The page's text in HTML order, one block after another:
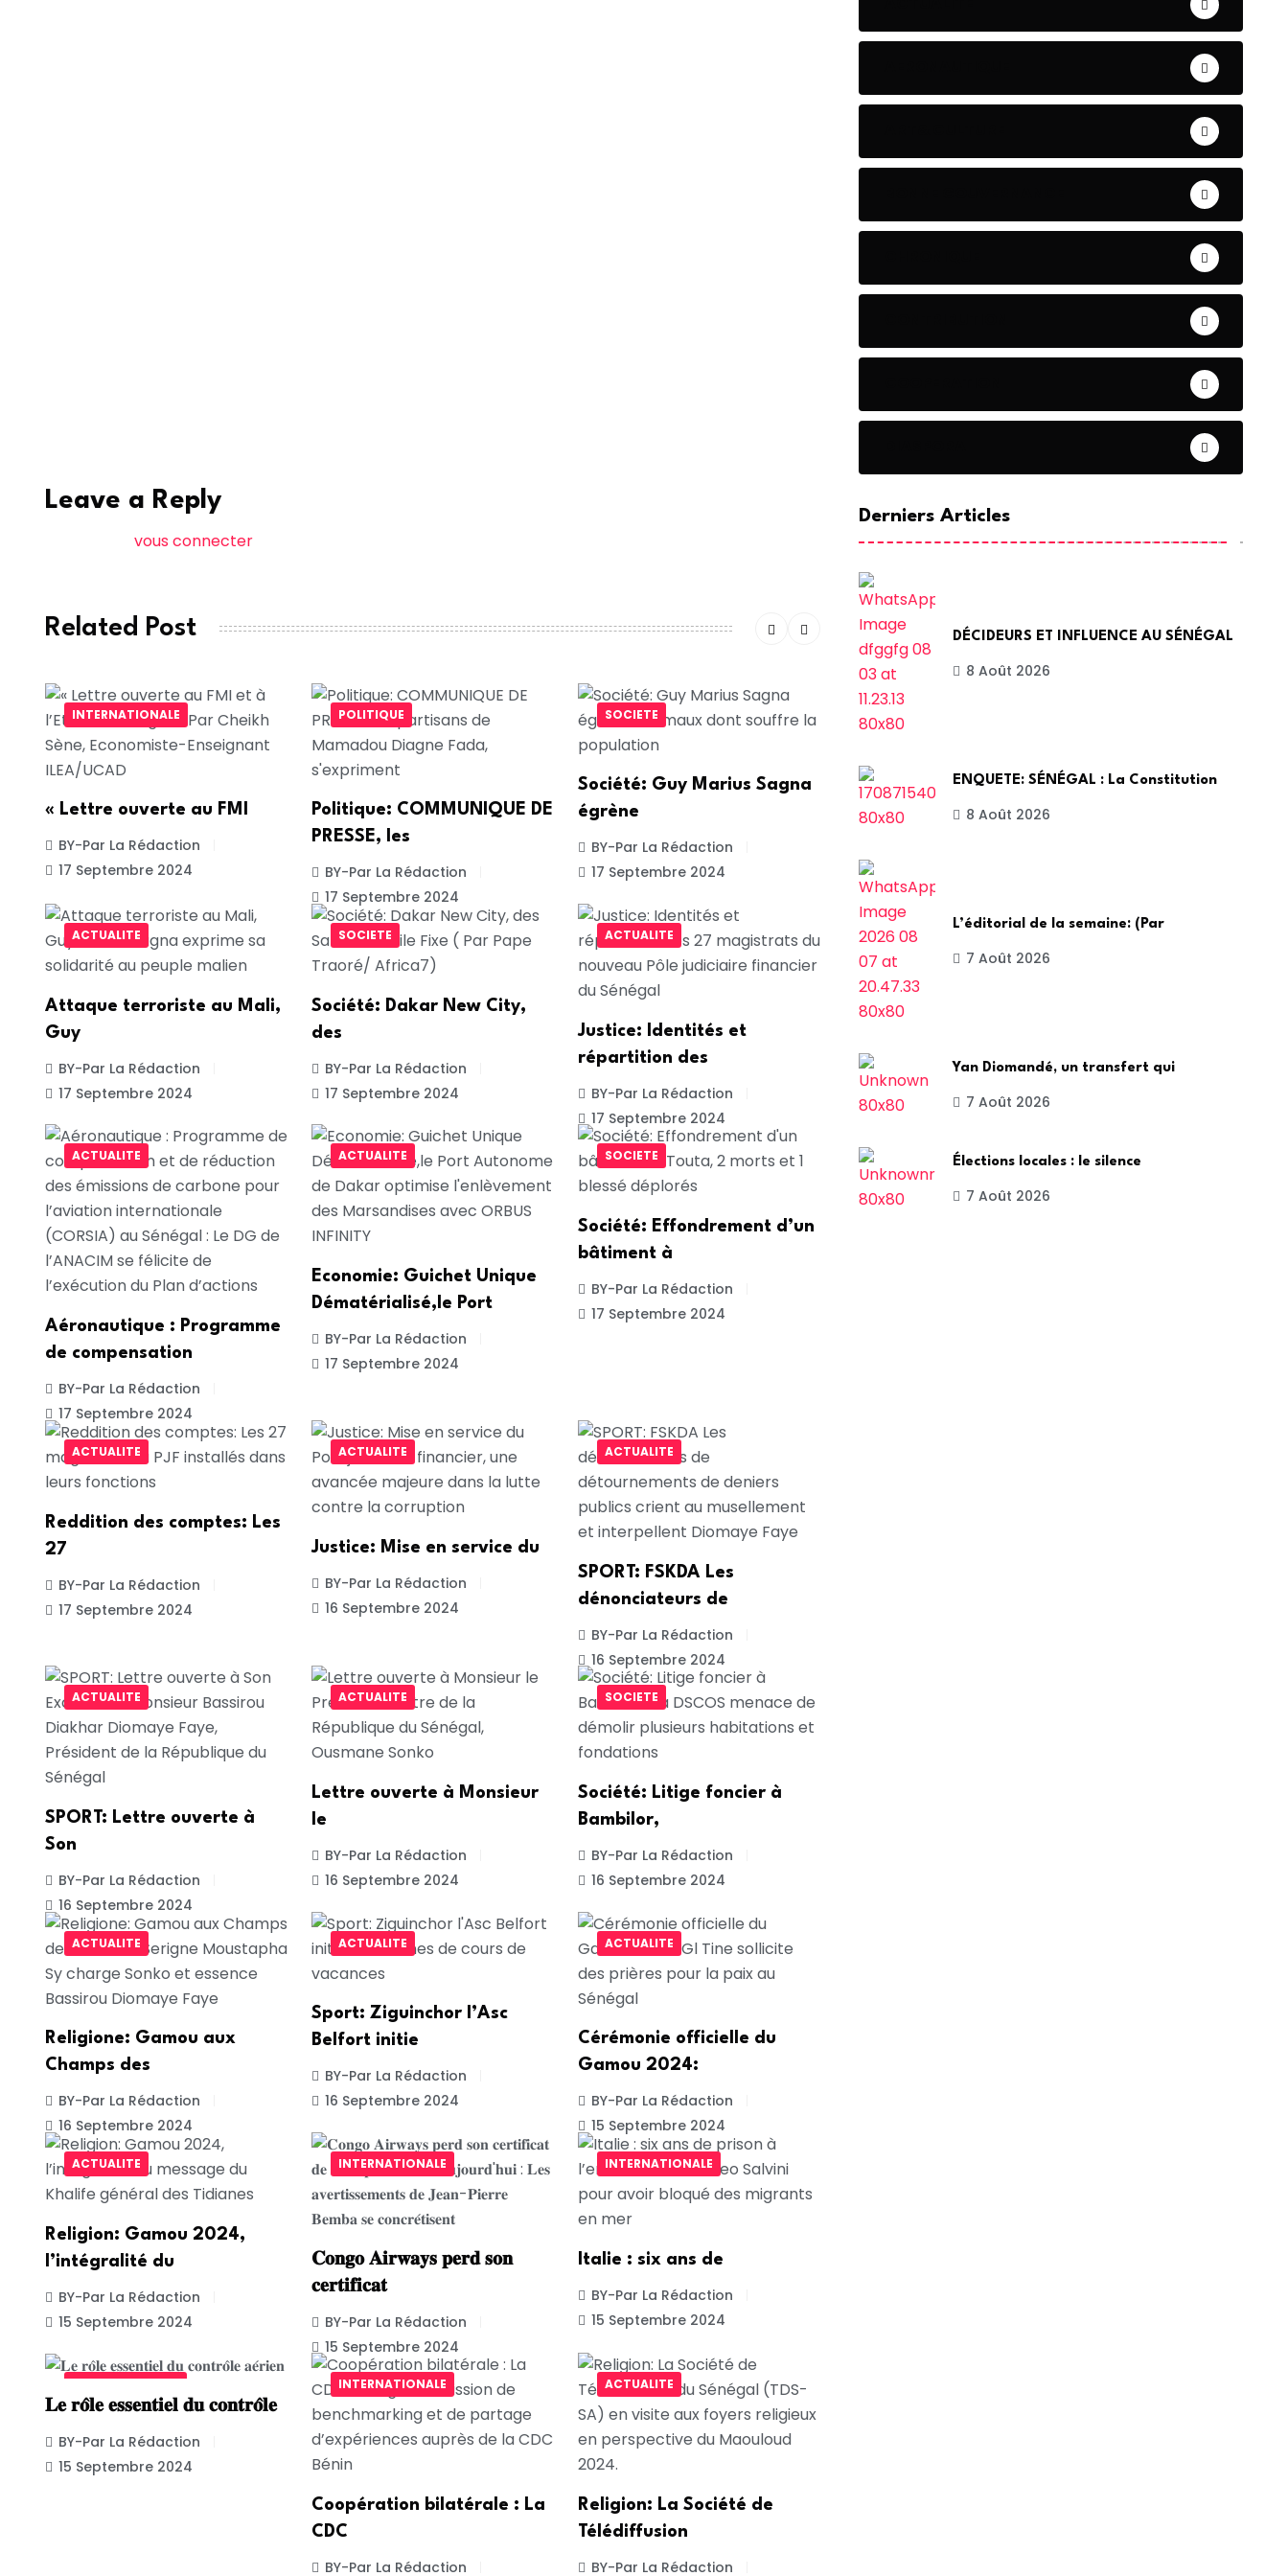
Leave a Reply
vous connecter
Related Post
INTERNATIONALE
« Lettre ouverte au FMI
BY-Par La Rédaction
17 Septembre 2024
POLITIQUE
Politique: COMMUNIQUE DE
PRESSE, les
BY-Par La Rédaction
17 Septembre 2024
SOCIETE
Société: Guy Marius Sagna
égrène
BY-Par La Rédaction
17 Septembre 2024
ACTUALITE
Attaque terroriste au Mali,
Guy
BY-Par La Rédaction
17 Septembre 2024
SOCIETE
Société: Dakar New City,
des
BY-Par La Rédaction
17 Septembre 2024
ACTUALITE
Justice: Identités et
répartition des
BY-Par La Rédaction
17 Septembre 2024
ACTUALITE
Aéronautique : Programme
de compensation
BY-Par La Rédaction
17 Septembre 2024
ACTUALITE
Economie: Guichet Unique
Dématérialisé,le Port
BY-Par La Rédaction
17 Septembre 2024
SOCIETE
Société: Effondrement d’un
bâtiment à
BY-Par La Rédaction
17 Septembre 2024
ACTUALITE
Reddition des comptes: Les
27
BY-Par La Rédaction
17 Septembre 2024
ACTUALITE
Justice: Mise en service du
BY-Par La Rédaction
16 Septembre 2024
ACTUALITE
SPORT: FSKDA Les
dénonciateurs de
BY-Par La Rédaction
16 Septembre 2024
ACTUALITE
SPORT: Lettre ouverte à
Son
BY-Par La Rédaction
16 Septembre 2024
ACTUALITE
Lettre ouverte à Monsieur
le
BY-Par La Rédaction
16 Septembre 2024
SOCIETE
Société: Litige foncier à
Bambilor,
BY-Par La Rédaction
16 Septembre 2024
ACTUALITE
Religione: Gamou aux
Champs des
BY-Par La Rédaction
16 Septembre 2024
ACTUALITE
Sport: Ziguinchor l’Asc
Belfort initie
BY-Par La Rédaction
16 Septembre 2024
ACTUALITE
Cérémonie officielle du
Gamou 2024:
BY-Par La Rédaction
15 Septembre 2024
ACTUALITE
Religion: Gamou 2024,
l’intégralité du
BY-Par La Rédaction
15 Septembre 2024
INTERNATIONALE
𝐂𝐨𝐧𝐠𝐨 𝐀𝐢𝐫𝐰𝐚𝐲𝐬 𝐩𝐞𝐫𝐝 𝐬𝐨𝐧
𝐜𝐞𝐫𝐭𝐢𝐟𝐢𝐜𝐚𝐭
BY-Par La Rédaction
15 Septembre 2024
INTERNATIONALE
Italie : six ans de
BY-Par La Rédaction
15 Septembre 2024
𝐋𝐞 𝐫𝐨̂𝐥𝐞 𝐞𝐬𝐬𝐞𝐧𝐭𝐢𝐞𝐥 𝐝𝐮 𝐜𝐨𝐧𝐭𝐫𝐨̂𝐥𝐞
BY-Par La Rédaction
15 Septembre 2024
INTERNATIONALE
Coopération bilatérale : La
CDC
BY-Par La Rédaction
ACTUALITE
Religion: La Société de
Télédiffusion
BY-Par La Rédaction
Derniers Articles
DÉCIDEURS ET INFLUENCE AU SÉNÉGAL
8 Août 2026
ENQUETE: SÉNÉGAL : La Constitution
8 Août 2026
L’éditorial de la semaine: (Par
7 Août 2026
Yan Diomandé, un transfert qui
7 Août 2026
Élections locales : le silence
7 Août 2026